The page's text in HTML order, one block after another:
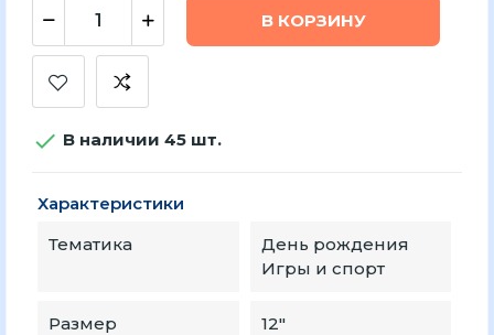
В КОРЗИНУ
 В наличии 45 шт.
Характеристики
Тематика
День рождения
Игры и спорт
Размер 12″